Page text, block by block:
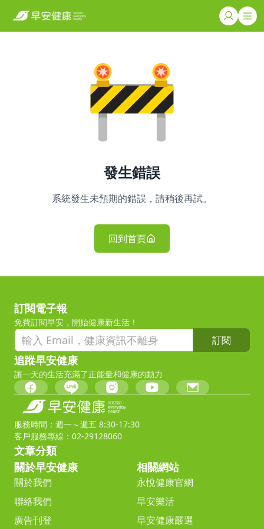
發生錯誤
系統發生未預期的錯誤，請稍後再試。
回到首頁
訂閱電子報
免費訂閱早安，開始健康新生活！
訂閱
追蹤早安健康
讓一天的生活充滿了正能量和健康的動力
服務時間：週一～週五 8:30-17:30
客戶服務專線：02-29128060
文章分類
關於早安健康
關於我們
聯絡我們
廣告刊登
相關網站
永悅健康官網
早安樂活
早安健康嚴選